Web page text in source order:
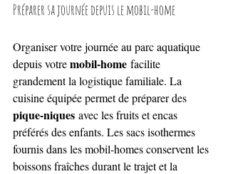
Préparer sa journée depuis le mobil-home
Organiser votre journée au parc aquatique
depuis votre mobil-home facilite
grandement la logistique familiale. La
cuisine équipée permet de préparer des
pique-niques avec les fruits et encas
préférés des enfants. Les sacs isothermes
fournis dans les mobil-homes conservent les
boissons fraîches durant le trajet et la